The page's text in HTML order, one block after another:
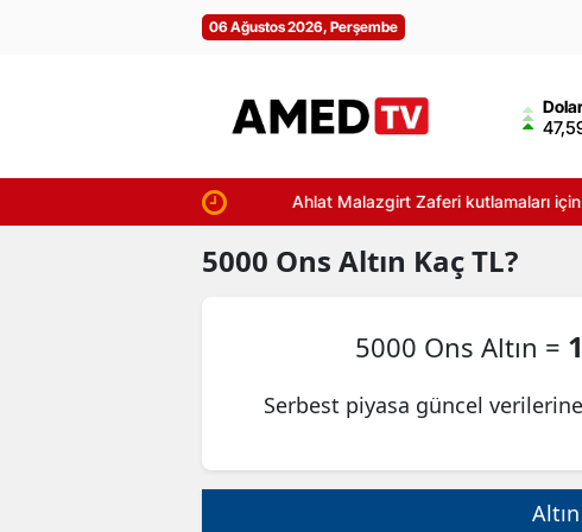
06 Ağustos 2026, Perşembe
Ahlat Malazgirt Zaferi kutlamaları için geri
5000 Ons Altın Kaç TL?
5000 Ons Altın =
Serbest piyasa güncel